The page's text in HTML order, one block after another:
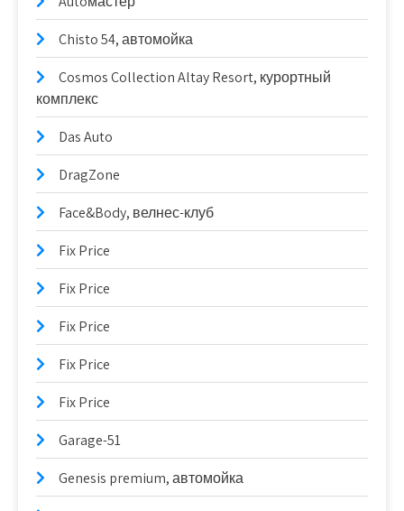
Chisto 54, автомойка
Cosmos Collection Altay Resort, курортный
комплекс
Das Auto
DragZone
Face&Body, велнес-клуб
Fix Price
Fix Price
Fix Price
Fix Price
Fix Price
Garage-51
Genesis premium, автомойка